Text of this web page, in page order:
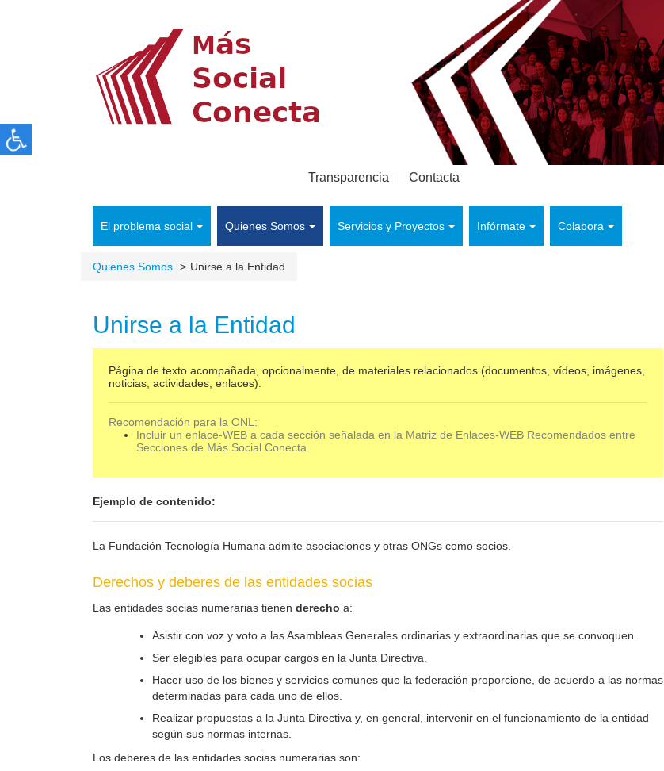
El problema social Quienes Somos Servicios y Proyectos Infórmate Colabora
Transparencia Contacta
Quienes Somos Unirse a la Entidad
Unirse a la Entidad
Página de texto acompañada, opcionalmente, de materiales relacionados (documentos, vídeos, imágenes,
noticias, actividades, enlaces).
Recomendación para la ONL:
Incluir un enlace-WEB a cada sección señalada en la Matriz de Enlaces-WEB Recomendados entre
Secciones de Más Social Conecta.
Ejemplo de contenido:
La Fundación Tecnología Humana admite asociaciones y otras ONGs como socios.
Derechos y deberes de las entidades socias
Las entidades socias numerarias tienen derecho a:
Asistir con voz y voto a las Asambleas Generales ordinarias y extraordinarias que se convoquen.
Ser elegibles para ocupar cargos en la Junta Directiva.
Hacer uso de los bienes y servicios comunes que la federación proporcione, de acuerdo a las normas
determinadas para cada uno de ellos.
Realizar propuestas a la Junta Directiva y, en general, intervenir en el funcionamiento de la entidad
según sus normas internas.
Los deberes de las entidades socias numerarias son: